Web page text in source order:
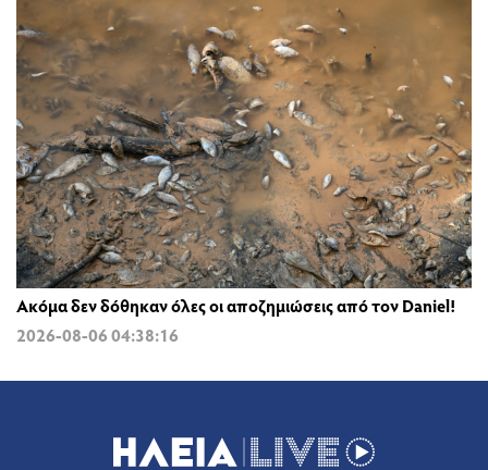
Ακόμα δεν δόθηκαν όλες οι αποζημιώσεις από τον Daniel!
2026-08-06 04:38:16